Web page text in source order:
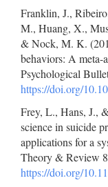
Franklin, J.,
M., Huang, X.,
& Nock, M. K.
behaviors: A meta-
Psychological
https://doi.org/
Frey, L., Hans, J.,
science in suicide
applications for a
Theory & Review
https://doi.org/